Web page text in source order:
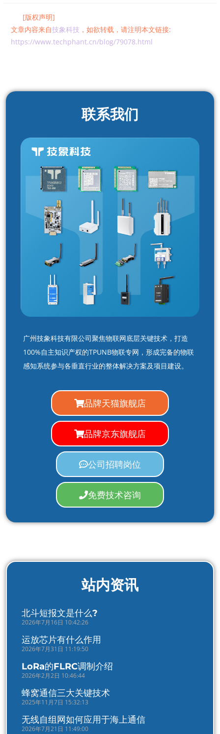
[版权声明]
文章内容来自技象科技 ，如欲转载，请注明本文链接:
https://www.techphant.cn/blog/79078.html
联系我们
广州技象科技有限公司聚焦物联网底层关键技术，打造
100%自主知识产权的TPUNB物联专网，形成完备的物联
感知系统参与各垂直行业的整体解决方案及项目建设。
品牌天猫旗舰店
品牌京东旗舰店
公司招聘岗位
免费技术咨询
站内资讯
北斗短报文是什么?
2026年7月16日 10:42:26
运放芯片有什么作用
2026年7月31日 11:19:50
LoRa的FLRC调制介绍
2026年2月2日 10:46:44
蜂窝通信三大关键技术
2025年11月7日 15:32:13
无线自组网如何应用于海上通信
2026年7月21日 11:49:00